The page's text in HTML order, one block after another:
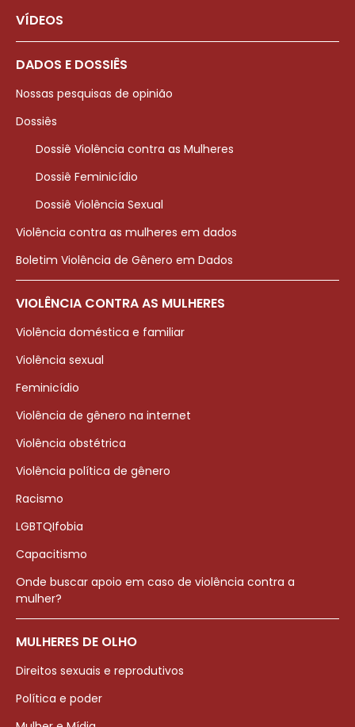
VÍDEOS
DADOS E DOSSIÊS
Nossas pesquisas de opinião
Dossiês
Dossiê Violência contra as Mulheres
Dossiê Feminicídio
Dossiê Violência Sexual
Violência contra as mulheres em dados
Boletim Violência de Gênero em Dados
VIOLÊNCIA CONTRA AS MULHERES
Violência doméstica e familiar
Violência sexual
Feminicídio
Violência de gênero na internet
Violência obstétrica
Violência política de gênero
Racismo
LGBTQIfobia
Capacitismo
Onde buscar apoio em caso de violência contra a
mulher?
MULHERES DE OLHO
Direitos sexuais e reprodutivos
Política e poder